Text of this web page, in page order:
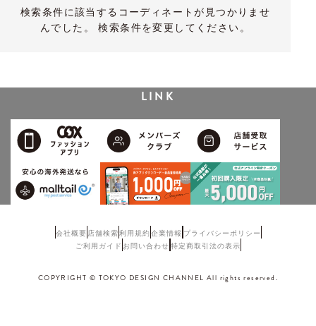
検索条件に該当するコーディネートが見つかりませ
んでした。 検索条件を変更してください。
LINK
会社概要 店舗検索利用規約企業情報 プライバシーポリシー
ご利用ガイド お問い合わせ 特定商取引法の表示
COPYRIGHT © TOKYO DESIGN CHANNEL All rights reserved.